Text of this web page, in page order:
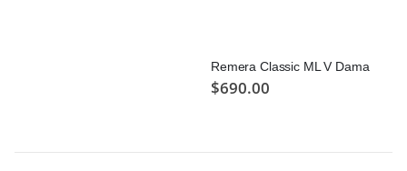
Remera Classic ML V Dama
$690.00